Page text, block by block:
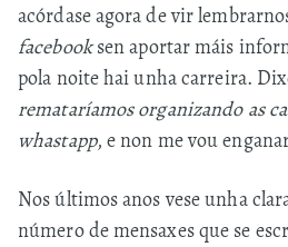
acórdase agora de vir
facebooksen aportar máis
pola noite hai unha carreira.
remataríamos organizando as
whastapp, e non me vou
Nos últimos anos vese unha
número de mensaxes que se